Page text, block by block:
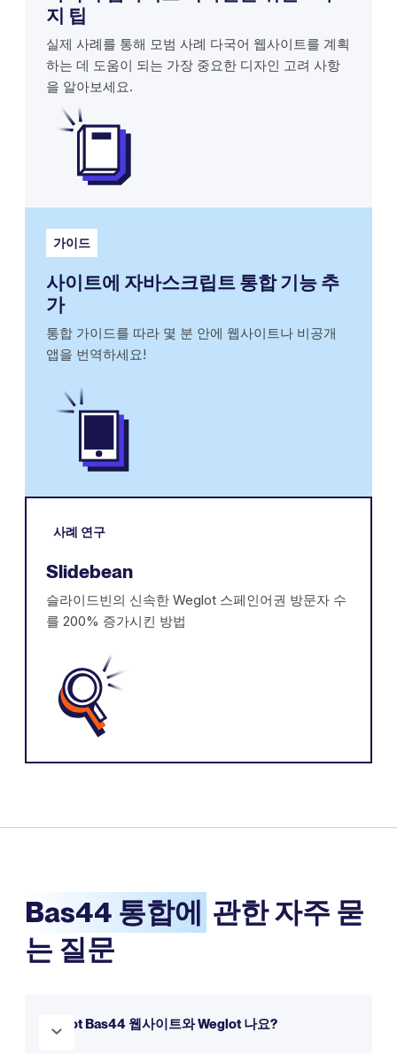
지 팁
실제 사례를 통해 모범 사례 다국어 웹사이트를 계획
하는 데 도움이 되는 가장 중요한 디자인 고려 사항
을 알아보세요.
가이드
사이트에 자바스크립트 통합 기능 추
가
통합 가이드를 따라 몇 분 안에 웹사이트나 비공개
앱을 번역하세요!
사례 연구
Slidebean
슬라이드빈의 신속한 Weglot 스페인어권 방문자 수
를 200% 증가시킨 방법
Bas44 통합에 관한 자주 묻
는 질문
Weglot Bas44 웹사이트와 Weglot 나요?